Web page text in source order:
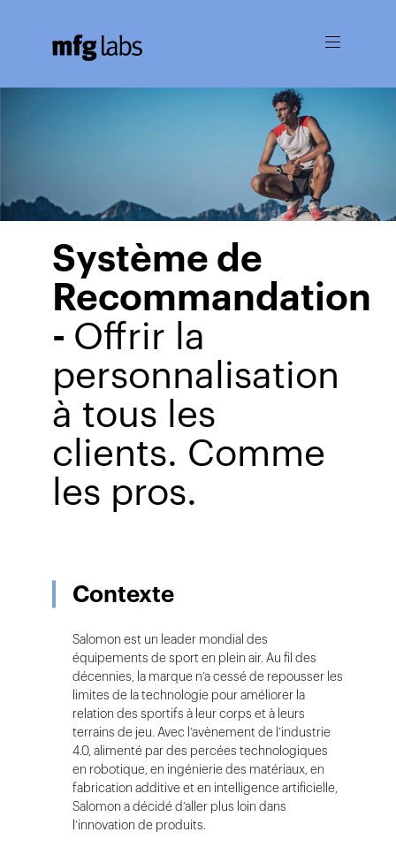
Ouvrir
Système de
Recommandation
- Offrir la
personnalisation
à tous les
clients. Comme
les pros.
Contexte
Salomon est un leader mondial des
équipements de sport en plein air. Au fil des
décennies, la marque n’a cessé de repousser les
limites de la technologie pour améliorer la
relation des sportifs à leur corps et à leurs
terrains de jeu. Avec l’avènement de l’industrie
4.0, alimenté par des percées technologiques
en robotique, en ingénierie des matériaux, en
fabrication additive et en intelligence artificielle,
Salomon a décidé d’aller plus loin dans
l’innovation de produits.